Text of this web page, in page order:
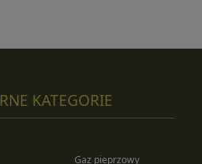
KATEGORIE
Gaz pieprzowy